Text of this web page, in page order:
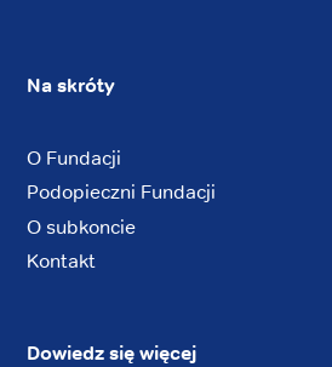
Na skróty
O Fundacji
Podopieczni Fundacji
O subkoncie
Kontakt
Dowiedz się więcej